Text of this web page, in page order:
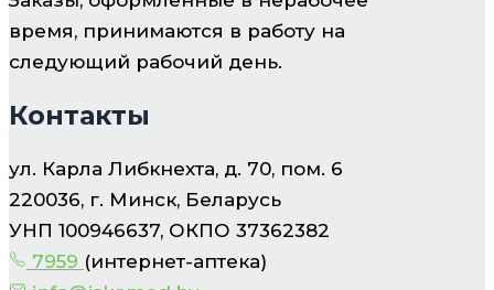
время, принимаются в работу на
следующий рабочий день.
Контакты
ул. Карла Либкнехта, д. 70, пом. 6
220036, г. Минск, Беларусь
УНП 100946637, ОКПО 37362382
7959 (интернет-аптека)